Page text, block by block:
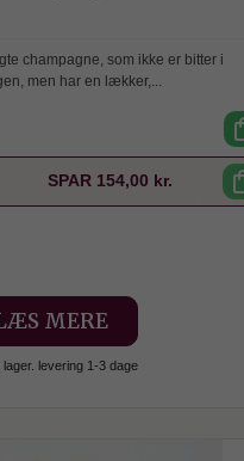
champagne, som ikke er bitter i
men har en lækker,...
SPAR 154,00 kr.
MERE
lager. levering 1-3 dage